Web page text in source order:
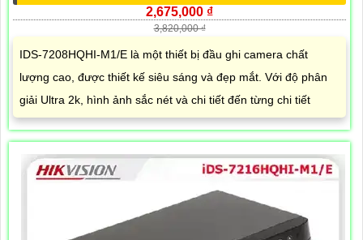
2,675,000 ₫
3,820,000 ₫
IDS-7208HQHI-M1/E là một thiết bị đầu ghi camera chất
lượng cao, được thiết kế siêu sáng và đẹp mắt. Với độ phân
giải Ultra 2k, hình ảnh sắc nét và chi tiết đến từng chi tiết